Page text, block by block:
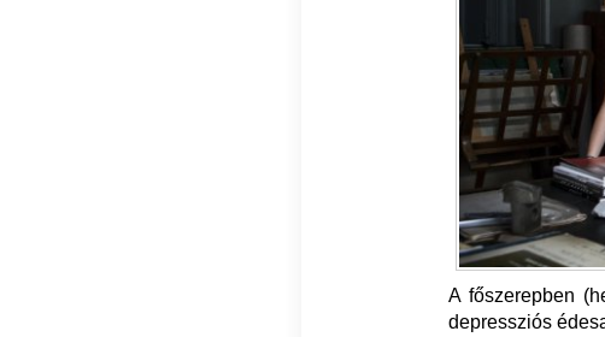
A főszerepben
depressziós